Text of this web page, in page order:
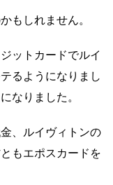
もしれません。
ットカードでルイ
るようになりまし
なりました。
、ルイヴィトンの
もエポスカードを